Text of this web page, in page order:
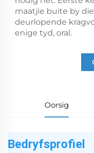
maatjie buite by
deurlopende
enige tyd, oral.
Oorsig
Bedryfsprofiel